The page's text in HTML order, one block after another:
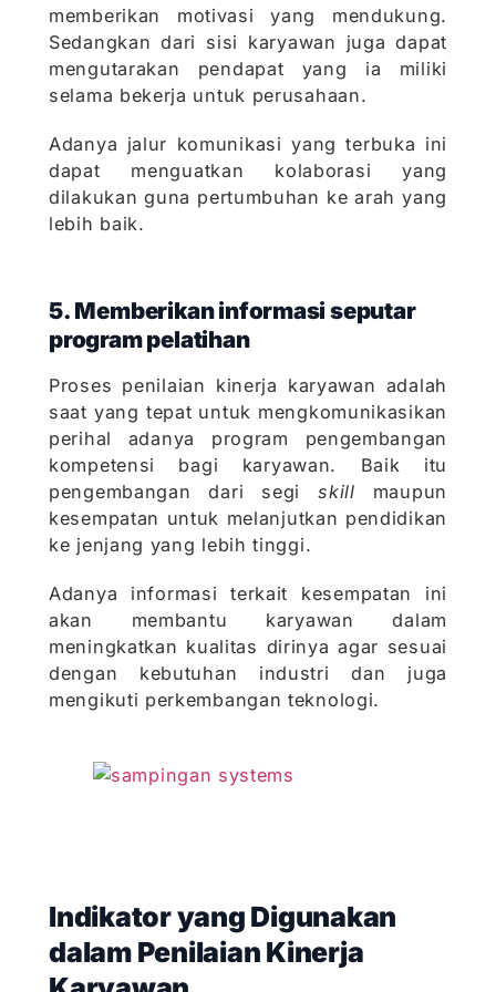
memberikan motivasi yang mendukung.
Sedangkan dari sisi karyawan juga dapat
mengutarakan pendapat yang ia miliki
selama bekerja untuk perusahaan.
Adanya jalur komunikasi yang terbuka ini
dapat menguatkan kolaborasi yang
dilakukan guna pertumbuhan ke arah yang
lebih baik.
5. Memberikan informasi seputar
program pelatihan
Proses penilaian kinerja karyawan adalah
saat yang tepat untuk mengkomunikasikan
perihal adanya program pengembangan
kompetensi bagi karyawan. Baik itu
pengembangan dari segiskill maupun
kesempatan untuk melanjutkan pendidikan
ke jenjang yang lebih tinggi.
Adanya informasi terkait kesempatan ini
akan membantu karyawan dalam
meningkatkan kualitas dirinya agar sesuai
dengan kebutuhan industri dan juga
mengikuti perkembangan teknologi.
Indikator yang Digunakan
dalam Penilaian Kinerja